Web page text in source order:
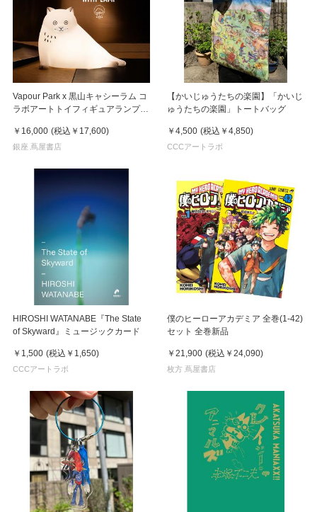
Vapour Park x 黒山キャシーラム コ
ラボアートトイフィギュアランプ
LAMP》 黑山Kathy Lam
￥16,000 (税込 ￥17,600)
銀座 蔦屋書店
【かいじゅうたちの楽園】「かいじ
ゅうたちの楽園」トートバッグ
￥4,500 (税込 ￥4,850)
CCCアートラボ
HIROSHI WATANABE『The State
of Skyward』ミュージックカード
￥1,500 (税込 ￥1,650)
CCCアートラボ
僕のヒーローアカデミア 全巻(1-42)
セット 全巻新品
￥21,900 (税込 ￥24,090)
枚方 蔦屋書店